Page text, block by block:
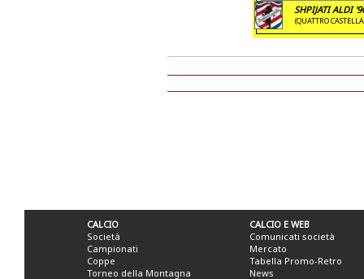
SHPIJATI ALDI
(QUATTRO
CALCIO
Società
Campionati
Coppe
Torneo della Montagna
CALCIO E WEB
Comunicati società
Mercato
Tabella Promo-Retro
News